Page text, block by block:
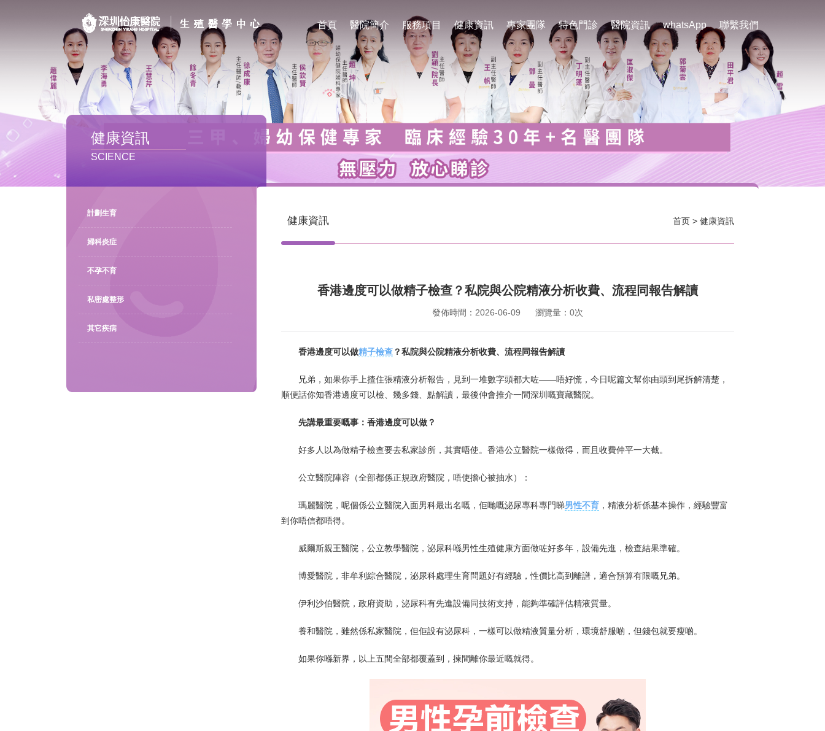
首頁 醫院簡介 服務項目 健康資訊 專家團隊 特色門診 醫院資訊 whatsApp 聯繫我們
醫院簡介
私密處整形
專家團隊
健康資訊
SCIENCE
計劃生育
婦科炎症
不孕不育
私密處整形
其它疾病
健康資訊 首页 >健康資訊
香港邊度可以做精子檢查？私院與公院精液分析收費、流程同報告解讀
發佈時間：2026-06-09 瀏覽量：0次
香港邊度可以做精子檢查？私院與公院精液分析收費、流程同報告解讀
兄弟，如果你手上揸住張精液分析報告，見到一堆數字頭都大咗——唔好慌，今日呢篇文幫你由頭到尾拆解清楚，
順便話你知香港邊度可以檢、幾多錢、點解讀，最後仲會推介一間深圳嘅寶藏醫院。
先講最重要嘅事：香港邊度可以做？
好多人以為做精子檢查要去私家診所，其實唔使。香港公立醫院一樣做得，而且收費仲平一大截。
公立醫院陣容（全部都係正規政府醫院，唔使擔心被抽水）：
瑪麗醫院，呢個係公立醫院入面男科最出名嘅，佢哋嘅泌尿專科專門睇男性不育，精液分析係基本操作，經驗豐富
到你唔信都唔得。
威爾斯親王醫院，公立教學醫院，泌尿科喺男性生殖健康方面做咗好多年，設備先進，檢查結果準確。
博愛醫院，非牟利綜合醫院，泌尿科處理生育問題好有經驗，性價比高到離譜，適合預算有限嘅兄弟。
伊利沙伯醫院，政府資助，泌尿科有先進設備同技術支持，能夠準確評估精液質量。
養和醫院，雖然係私家醫院，但佢設有泌尿科，一樣可以做精液質量分析，環境舒服啲，但錢包就要瘦啲。
如果你喺新界，以上五間全部都覆蓋到，揀間離你最近嘅就得。